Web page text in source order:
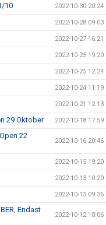
10 2022-10-30 20:24
2022-10-28 09:03
2022-10-27 16:21
2022-10-25 19:20
2022-10-25 12:24
2022-10-24 11:19
2022-10-21 12:13
29 Oktober 2022-10-18 17:59
22
2022-10-16 20:46
2022-10-15 19:20
2022-10-13 10:20
2022-10-13 09:36
Endast
2022-10-12 10:06